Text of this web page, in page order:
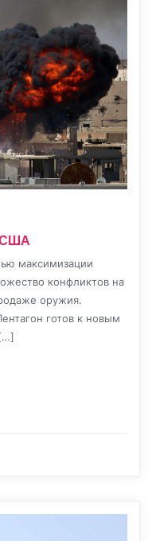
США
максимизации
конфликтов на
оружия.
готов к новым